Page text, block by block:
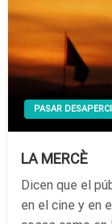
PASAR
LA MERCÈ
Dicen que el
en el cine y en